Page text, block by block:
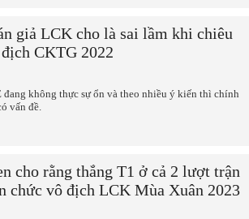
giả LCK cho là sai lầm khi chiêu
CKTG 2022
đang không thực sự ổn và theo nhiều ý kiến thì chính
vấn đề.
cho rằng thắng T1 ở cả 2 lượt trận
chức vô địch LCK Mùa Xuân 2023